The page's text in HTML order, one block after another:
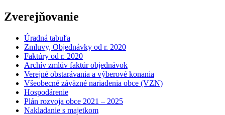
Zverejňovanie
Úradná tabuľa
Zmluvy, Objednávky od r. 2020
Faktúry od r. 2020
Archív zmlúv faktúr objednávok
Verejné obstarávania a výberové konania
Všeobecné záväzné nariadenia obce (VZN)
Hospodárenie
Plán rozvoja obce 2021 – 2025
Nakladanie s majetkom